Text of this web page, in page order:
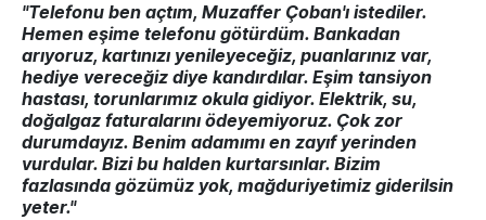
"Telefonu ben açtım, Muzaffer Çoban'ı istediler.
Hemen eşime telefonu götürdüm. Bankadan
arıyoruz, kartınızı yenileyeceğiz, puanlarınız var,
hediye vereceğiz diye kandırdılar. Eşim tansiyon
hastası, torunlarımız okula gidiyor. Elektrik, su,
doğalgaz faturalarını ödeyemiyoruz. Çok zor
durumdayız. Benim adamımı en zayıf yerinden
vurdular. Bizi bu halden kurtarsınlar. Bizim
fazlasında gözümüz yok, mağduriyetimiz giderilsin
yeter."